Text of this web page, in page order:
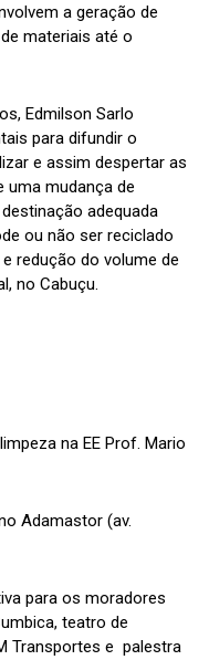
a geração de
materiais até o
Edmilson Sarlo
para difundir o
e assim despertar as
uma mudança de
adequada
ou não ser reciclado
redução do volume de
no Cabuçu.
na EE Prof. Mario
Adamastor (av.
para os moradores
teatro de
Transportes e palestra